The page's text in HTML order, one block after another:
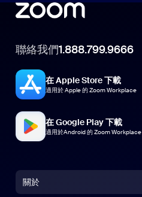
聯絡我們1.888.799.9666
在 Apple Store 下載
適用於 Apple 的 Zoom Workplace
在 Google Play 下載
適用於Android 的 Zoom Workplace
關於